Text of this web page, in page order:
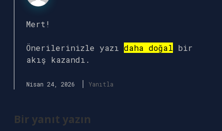
Mert!
Önerilerinizle yazı daha doğal bir
akış kazandı.
Nisan 24, 2026 Yanıtla
Bir yanıt yazın